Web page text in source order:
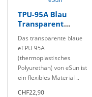
TPU-95A Blau
Transparent
Filament 1.75mm
1Kg eSun
Das transparente blaue
eTPU 95A
(thermoplastisches
Polyurethan) von eSun ist
ein flexibles Material ..
CHF22,90